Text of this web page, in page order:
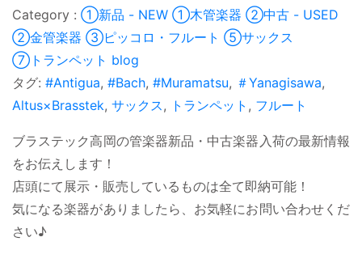
①新品 - NEW ①木管楽器 ②中古 - USED
②金管楽器 ③ピッコロ・フルート ⑤サックス
⑦トランペット blog
タグ: #Antigua, #Bach, #Muramatsu, ＃Yanagisawa,
Altus×Brasstek, サックス, トランペット , フルート
ブラステック高岡の管楽器新品・中古楽器入荷の最新情報
をお伝えします！
店頭にて展示・販売しているものは全て即納可能！
気になる楽器がありましたら、お気軽にお問い合わせくだ
さい♪